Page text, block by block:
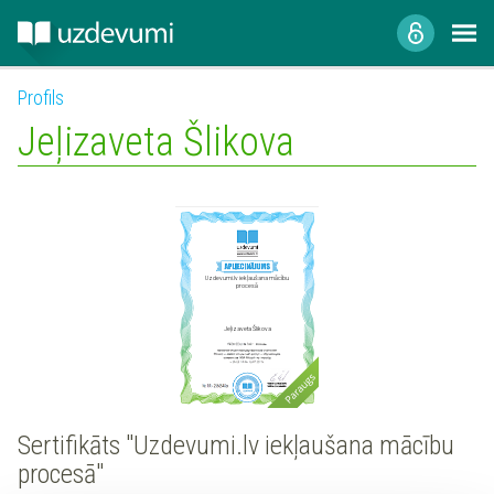
Profils
Jeļizaveta Šlikova
Uzdevumi.lv iekļaušana mācību
procesā
Jeļizaveta Šlikova
Sertifikāts "Uzdevumi.lv iekļaušana mācību
procesā"